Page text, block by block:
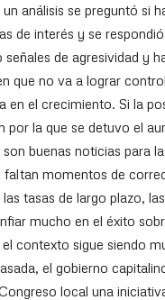
análisis se preguntó si
de interés y se
señales de agresividad y
que no va a lograr
en el crecimiento. Si la
por la que se detuvo el
buenas noticias para
faltan momentos de
tasas de largo plazo,
mucho en el éxito
contexto sigue siendo
el gobierno
local una